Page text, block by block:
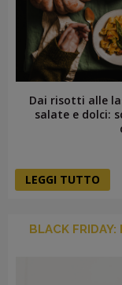
Dai risotti alle
salate e dolci:
LEGGI TUTTO
BLACK FRIDAY: